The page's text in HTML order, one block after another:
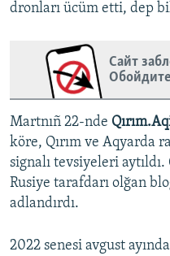
dronları ücüm etti, dep
Сайт
Martnıñ 22-nde
köre, Qırım ve Aqyarda
signalı tevsiyeleri
Rusiye tarafdarı olğan
adlandırdı.
2022 senesi avgust